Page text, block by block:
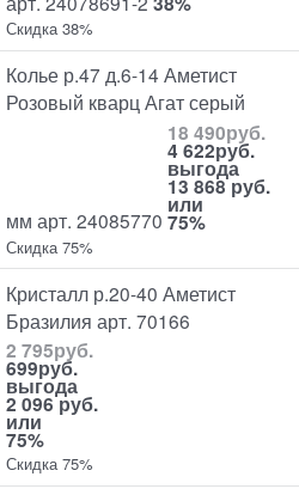
Скидка 38%
Колье р.47 д.6-14 Аметист
Розовый кварц Агат серый
мм арт. 24085770
18 490руб.
4 622руб.
выгода
13 868 руб.
или
75%
Скидка 75%
Кристалл р.20-40 Аметист
Бразилия арт. 70166
2 795руб.
699руб.
выгода
2 096 руб.
или
75%
Скидка 75%